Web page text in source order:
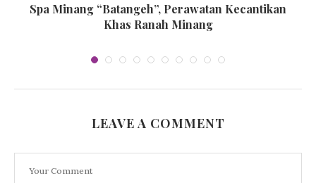
Spa Minang “Batangeh”, Perawatan Kecantikan
Khas Ranah Minang
LEAVE A COMMENT